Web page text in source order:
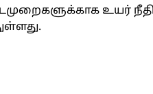
உயர்